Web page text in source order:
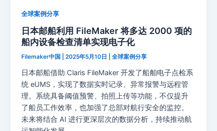
全球案例分享
日本邮船利用 FileMaker 将多达 2000 项的
船内设备检查清单实现电子化
Filemaker中国 |2025年5月10日 |全球案例分享
日本邮船借助 Claris FileMaker 开发了船舶电子点检系
统 eUMS，实现了数据实时记录、异常报警与远程管
理。系统具备阈值预警、拍照上传等功能，不仅提升
了船员工作效率，也加强了总部对航行安全的监控。
未来将结合 AI 进行更深层次的数据分析，持续推动航